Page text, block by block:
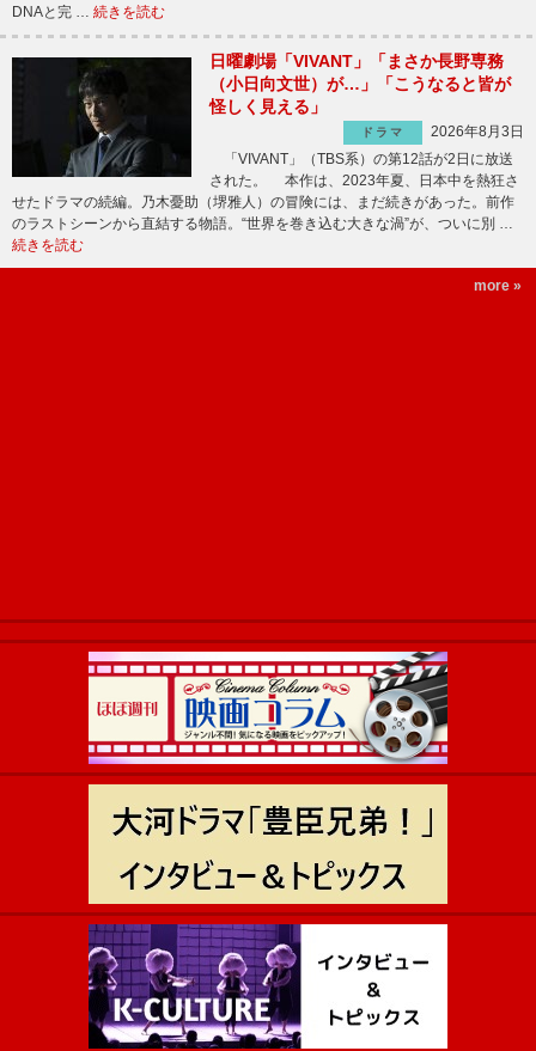
DNAと完 … 続きを読む
日曜劇場「VIVANT」「まさか長野専務
（小日向文世）が…」「こうなると皆が
怪しく見える」
ドラマ
2026年8月3日
「VIVANT」（TBS系）の第12話が2日に放送
された。 本作は、2023年夏、日本中を熱狂さ
せたドラマの続編。乃木憂助（堺雅人）の冒険には、まだ続きがあった。前作
のラストシーンから直結する物語。“世界を巻き込む大きな渦”が、ついに別 …
続きを読む
more »